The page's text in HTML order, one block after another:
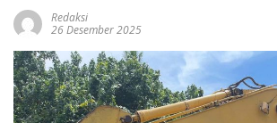
Redaksi
26 Desember 2025